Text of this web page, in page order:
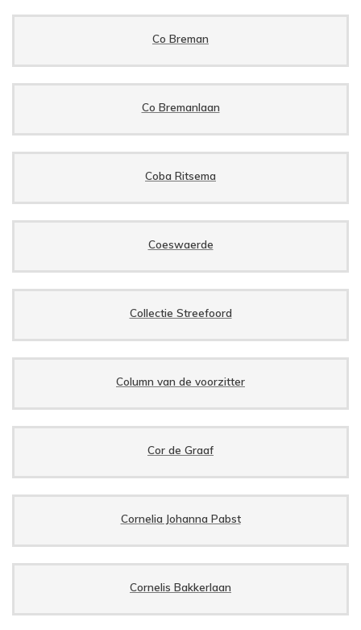
Co Breman
Co Bremanlaan
Coba Ritsema
Coeswaerde
Collectie Streefoord
Column van de voorzitter
Cor de Graaf
Cornelia Johanna Pabst
Cornelis Bakkerlaan